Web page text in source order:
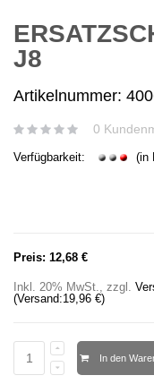
J8
Artikelnummer:
0
Verfügbarkeit: (in
Preis: 12,68 €
Inkl. 20% MwSt., zzgl.
(Versand:19,96 €)
In den